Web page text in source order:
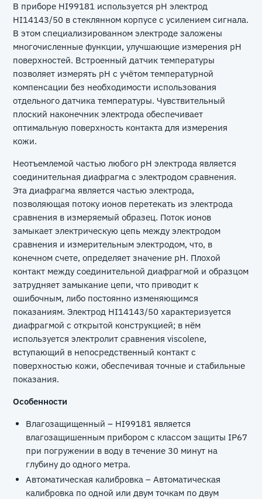
В приборе HI99181 используется рН электрод
HI14143/50 в стеклянном корпусе с усилением сигнала.
В этом специализированном электроде заложены
многочисленные функции, улучшающие измерения рН
поверхностей. Встроенный датчик температуры
позволяет измерять рН с учётом температурной
компенсации без необходимости использования
отдельного датчика температуры. Чувствительный
плоский наконечник электрода обеспечивает
оптимальную поверхность контакта для измерения
кожи.
Неотъемлемой частью любого рН электрода является
соединительная диафрагма с электродом сравнения.
Эта диафрагма является частью электрода,
позволяющая потоку ионов перетекать из электрода
сравнения в измеряемый образец. Поток ионов
замыкает электрическую цепь между электродом
сравнения и измерительным электродом, что, в
конечном счете, определяет значение рН. Плохой
контакт между соединительной диафрагмой и образцом
затрудняет замыкание цепи, что приводит к
ошибочным, либо постоянно изменяющимся
показаниям. Электрод HI14143/50 характеризуется
диафрагмой с открытой конструкцией; в нём
используется электролит сравнения viscolene,
вступающий в непосредственный контакт с
поверхностью кожи, обеспечивая точные и стабильные
показания.
Особенности
Влагозащищенный – HI99181 является
влагозащишенным прибором с классом защиты IP67
при погружении в воду в течение 30 минут на
глубину до одного метра.
Автоматическая калибровка – Автоматическая
калибровка по одной или двум точкам по двум